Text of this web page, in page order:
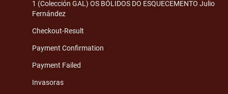
1 (Colección GAL) OS BÓLIDOS DO ESQUECEMENTO Julio
Fernández
Checkout-Result
Payment Confirmation
Payment Failed
Invasoras